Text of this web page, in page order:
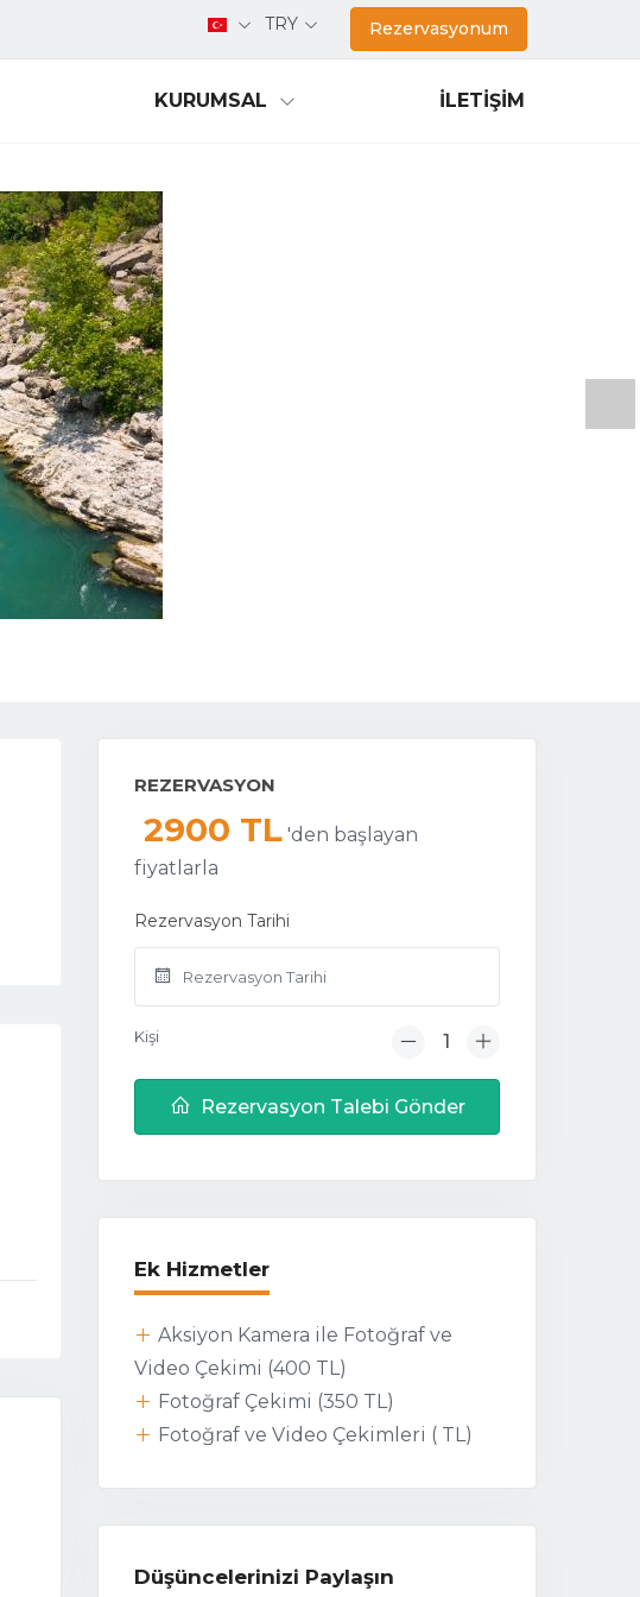
TRY Rezervasyonum
KURUMSAL İLETIŞIM
REZERVASYON
2900 TL 'den başlayan
fiyatlarla
Rezervasyon Tarihi
Kişi
Rezervasyon Talebi Gönder
Ek Hizmetler
Aksiyon Kamera ile Fotoğraf ve
Video Çekimi (400 TL )
Fotoğraf Çekimi (350 TL )
Fotoğraf ve Video Çekimleri ( TL )
Düşüncelerinizi Paylaşın